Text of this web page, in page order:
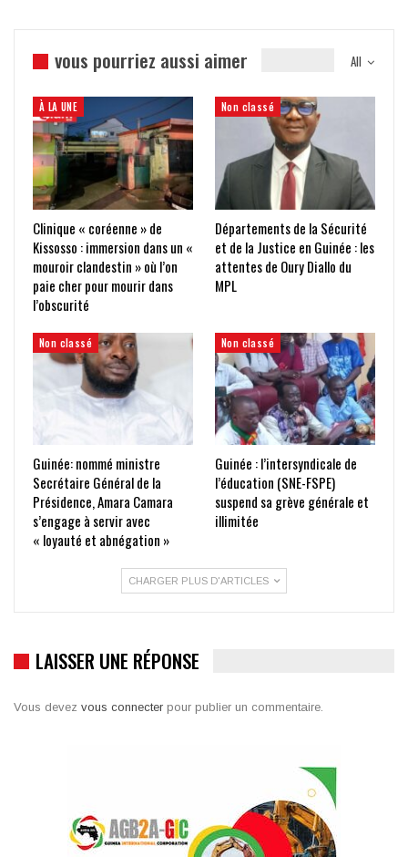
All
vous pourriez aussi aimer
À LA UNE
Clinique « coréenne » de
Kissosso : immersion dans un «
mouroir clandestin » où l’on
paie cher pour mourir dans
l’obscurité
Non classé
Départements de la Sécurité
et de la Justice en Guinée : les
attentes de Oury Diallo du
MPL
Non classé
Guinée: nommé ministre
Secrétaire Général de la
Présidence, Amara Camara
s’engage à servir avec
« loyauté et abnégation »
Non classé
Guinée : l’intersyndicale de
l’éducation (SNE-FSPE)
suspend sa grève générale et
illimitée
CHARGER PLUS D'ARTICLES
LAISSER UNE RÉPONSE
Vous devez vous connecter pour publier un commentaire.